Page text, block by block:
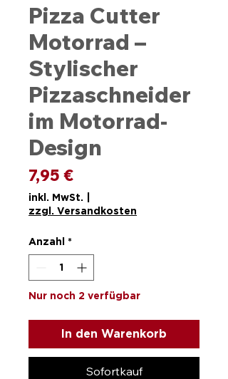
Pizza Cutter
Motorrad –
Stylischer
Pizzaschneider
im Motorrad-
Design
7,95 €Preis
inkl. MwSt.
zzgl. Versandkosten
Anzahl *
Nur noch 2 verfügbar
In den Warenkorb
Sofortkauf